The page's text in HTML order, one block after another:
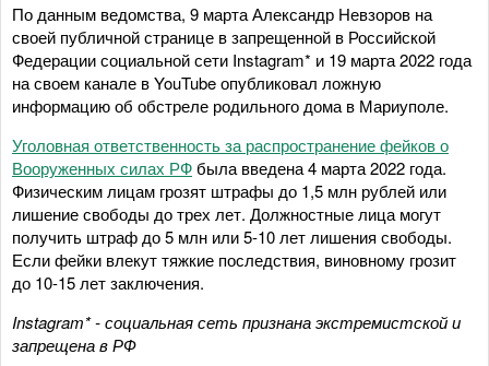
По данным ведомства, 9 марта Александр Невзоров на
своей публичной странице в запрещенной в Российской
Федерации социальной сети Instagram* и 19 марта 2022 года
на своем канале в YouTube опубликовал ложную
информацию об обстреле родильного дома в Мариуполе.
Уголовная ответственность за распространение фейков о
Вооруженных силах РФбыла введена 4 марта 2022 года.
Физическим лицам грозят штрафы до 1,5 млн рублей или
лишение свободы до трех лет. Должностные лица могут
получить штраф до 5 млн или 5-10 лет лишения свободы.
Если фейки влекут тяжкие последствия, виновному грозит
до 10-15 лет заключения.
Instagram* - социальная сеть признана экстремистской и
запрещена в РФ